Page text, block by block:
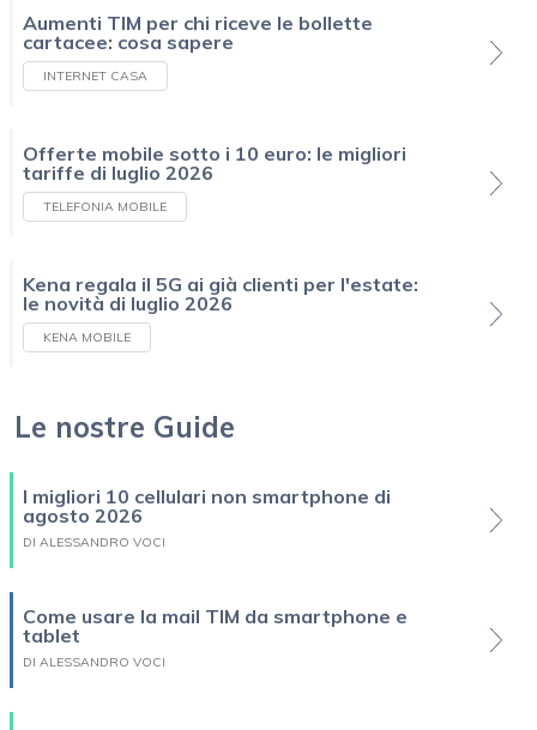
Aumenti TIM per chi riceve le bollette
cartacee: cosa sapere
INTERNET CASA
Offerte mobile sotto i 10 euro: le migliori
tariffe di luglio 2026
TELEFONIA MOBILE
Kena regala il 5G ai già clienti per l'estate:
le novità di luglio 2026
KENA MOBILE
Le nostre Guide
I migliori 10 cellulari non smartphone di
agosto 2026
DI ALESSANDRO VOCI
Come usare la mail TIM da smartphone e
tablet
DI ALESSANDRO VOCI